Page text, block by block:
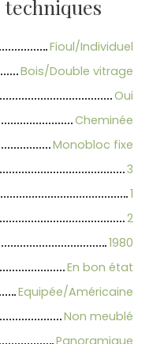
techniques
Fioul/Individuel
Bois/Double vitrage
Oui
Cheminée
Monobloc fixe
3
1
2
1980
En bon état
Equipée/Américaine
Non meublé